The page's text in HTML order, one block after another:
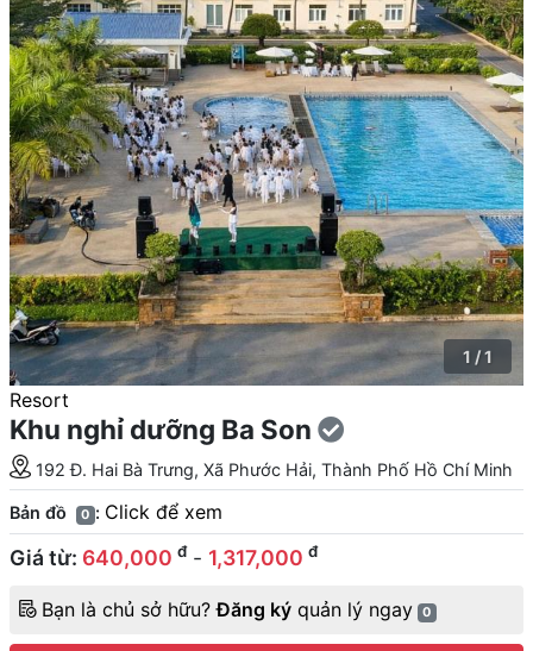
1 / 1
Resort
Khu nghỉ dưỡng Ba Son
192 Đ. Hai Bà Trưng, Xã Phước Hải, Thành Phố Hồ Chí Minh
Bản đồ 0 : Click để xem
Giá từ: 640,000 đ - 1,317,000 đ
Bạn là chủ sở hữu?Đăng ký quản lý ngay 0